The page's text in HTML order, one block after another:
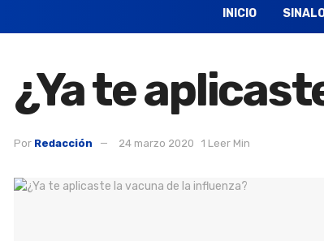
INICIO
¿Ya te
Por Redacción 24 marzo 2020 1 Leer Min